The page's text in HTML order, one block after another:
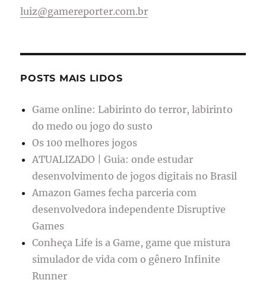
luiz@gamereporter.com.br
POSTS MAIS LIDOS
Game online: Labirinto do terror, labirinto
do medo ou jogo do susto
Os 100 melhores jogos
ATUALIZADO | Guia: onde estudar
desenvolvimento de jogos digitais no Brasil
Amazon Games fecha parceria com
desenvolvedora independente Disruptive
Games
Conheça Life is a Game, game que mistura
simulador de vida com o gênero Infinite
Runner